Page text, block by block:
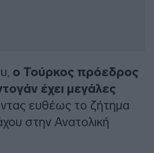
ο Τούρκος πρόεδρος
έχει μεγάλες
ευθέως το ζήτημα
στην Ανατολική